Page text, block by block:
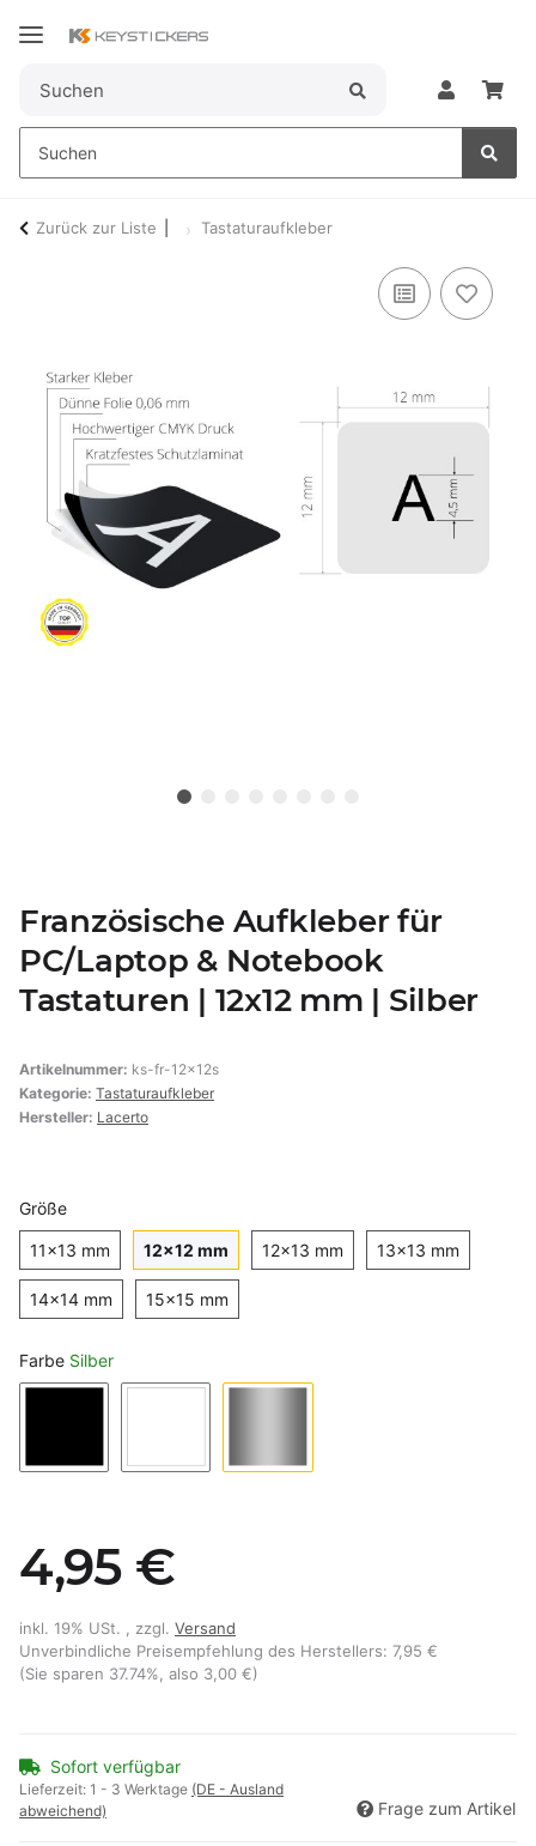
Zurück zur Liste Tastaturaufkleber
Französische Aufkleber für
PC/Laptop & Notebook
Tastaturen | 12x12 mm | Silber
Artikelnummer: ks-fr-12x12s
Kategorie: Tastaturaufkleber
Hersteller: Lacerto
Größe
11x13 mm 11x13 mm
12x12 mm 12x12 mm
12x13 mm 12x13 mm
13x13 mm
14x14 mm 14x14 mm
15x15 mm
Farbe Silber
4,95 €
inkl. 19% USt. , zzgl. Versand
Unverbindliche Preisempfehlung des Herstellers: 7,95 €
(Sie sparen 37.74% , also 3,00 €)
Sofort verfügbar
Lieferzeit: 1 - 3 Werktage (DE - Ausland
abweichend)
Frage zum Artikel